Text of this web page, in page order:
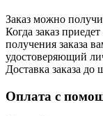
Заказ можно
Когда заказ
получения заказа
удостоверяющий
Доставка заказа
Оплата с